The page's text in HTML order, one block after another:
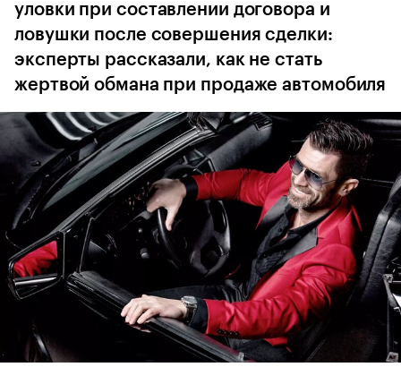
уловки при составлении договора и
ловушки после совершения сделки:
эксперты рассказали, как не стать
жертвой обмана при продаже автомобиля